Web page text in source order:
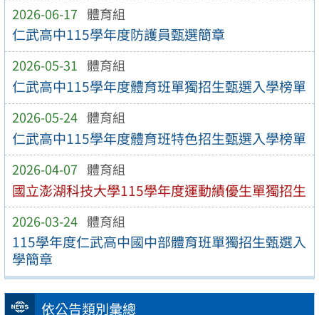
2026-06-17 體育組
仁武高中115學年度防護員甄選簡章
2026-05-31 體育組
仁武高中115學年度體育班單獨招生甄選入學榜單
2026-05-24 體育組
仁武高中115學年度體育班特色招生甄選入學榜單
2026-04-07 體育組
國立澎湖科技大學115學年度運動績優生單獨招生
2026-03-24 體育組
115學年度仁武高中國中部體育班單獨招生甄選入
學簡章
依公告類別彙總